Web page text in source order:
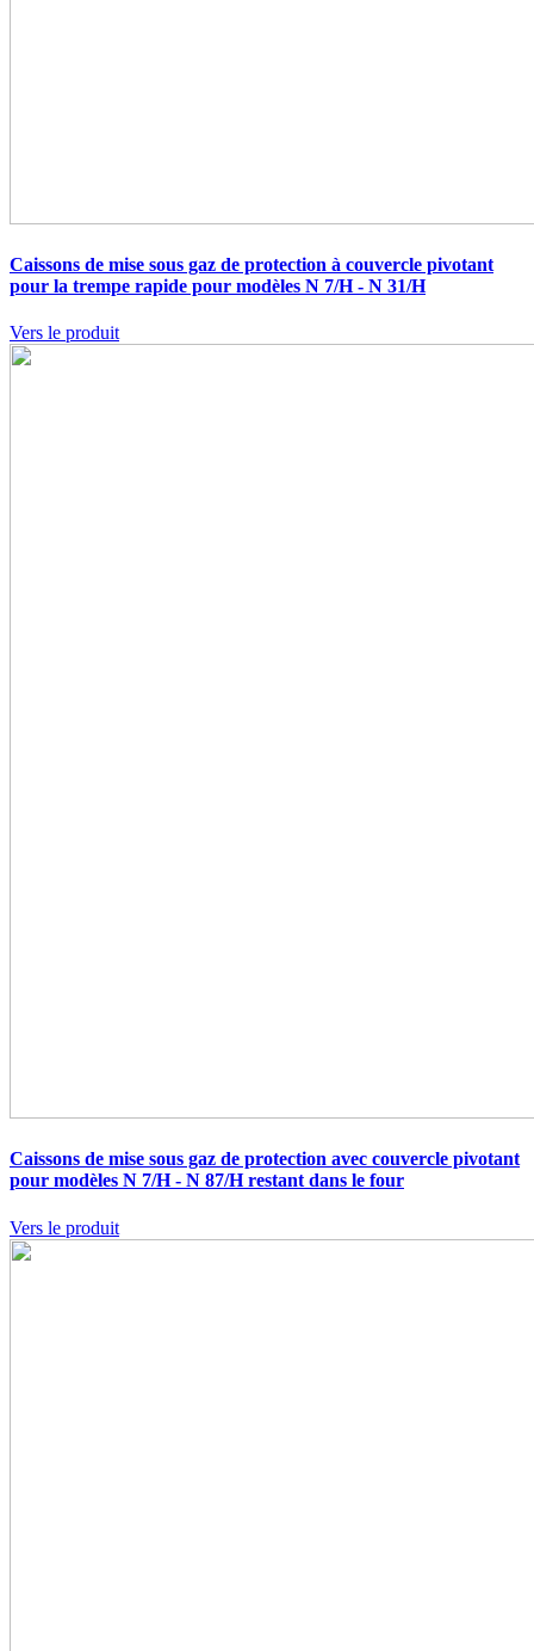
Caissons de mise sous gaz de protection à couvercle pivotant
pour la trempe rapide pour modèles N 7/H - N 31/H
Vers le produit
Caissons de mise sous gaz de protection avec couvercle pivotant
pour modèles N 7/H - N 87/H restant dans le four
Vers le produit